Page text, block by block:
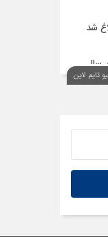
شد
سال
تایم لاین